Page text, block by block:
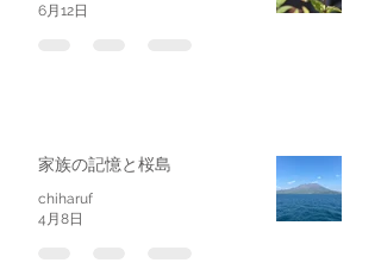
6月12日
家族の記憶と桜島
chiharuf
4月8日